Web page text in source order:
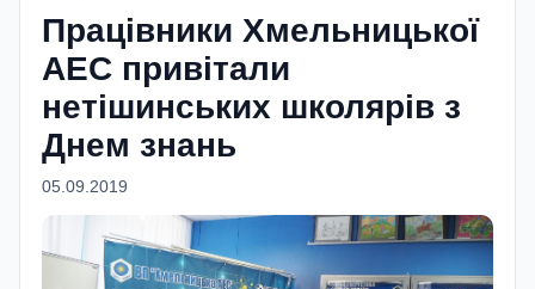
Працівники Хмельницької
АЕС привітали
нетішинських школярів з
Днем знань
05.09.2019